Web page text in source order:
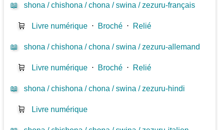
📖 shona / chishona / chona / swina / zezuru-français
🛒 Livre numérique ⋅ Broché ⋅ Relié
📖 shona / chishona / chona / swina / zezuru-allemand
🛒 Livre numérique ⋅ Broché ⋅ Relié
📖 shona / chishona / chona / swina / zezuru-hindi
🛒 Livre numérique